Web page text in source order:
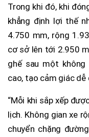
Trong khi đó, khi
khẳng định lợi thế
4.750 mm, rộng
cơ sở lên tới 2.950
ghế sau một không
cao, tạo cảm giác
“Mỗi khi sắp xếp
lịch. Không gian xe
chuyển chặng